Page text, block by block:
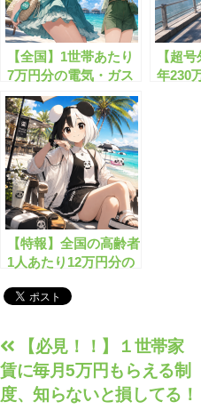
【全国】1世帯あたり
7万円分の電気・ガス
代給付金がもらえま
す!!
【超
年230
【特報】全国の高齢者
1人あたり12万円分の
す！
投
稿
ナ
【必見！！】１世帯家
賃に毎月5万円もらえる制
度、知らないと損してる！